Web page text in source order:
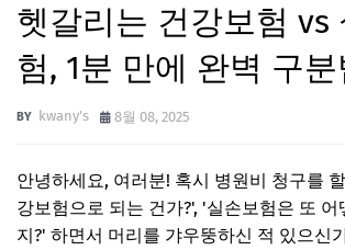
헷갈리는 건강보험 vs
험, 1분 만에 완벽 구분
kwany's 8월 08, 2025
안녕하세요, 여러분! 혹시 병원비 청구를
강보험으로 되는 건가?', '실손보험은 또 어
지?' 하면서 머리를 갸우뚱하신 적 있으신